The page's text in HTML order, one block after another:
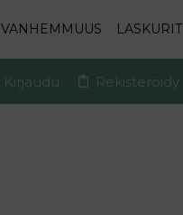
VANHEMMUUS LASKURIT
Kirjaudu Rekisteröidy